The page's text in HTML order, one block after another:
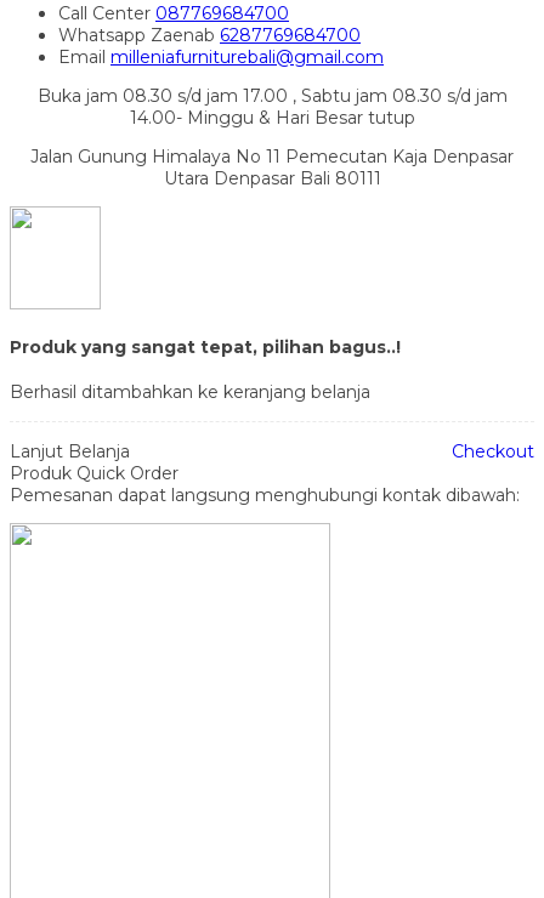
Call Center 087769684700
Whatsapp Zaenab 6287769684700
Email milleniafurniturebali@gmail.com
Buka jam 08.30 s/d jam 17.00 , Sabtu jam 08.30 s/d jam
14.00- Minggu & Hari Besar tutup
Jalan Gunung Himalaya No 11 Pemecutan Kaja Denpasar
Utara Denpasar Bali 80111
Produk yang sangat tepat, pilihan bagus..!
Berhasil ditambahkan ke keranjang belanja
Lanjut Belanja
Checkout
Produk Quick Order
Pemesanan dapat langsung menghubungi kontak dibawah: